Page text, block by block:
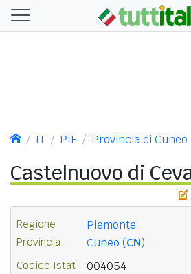
IT PIE Provincia di Cuneo
Castelnuovo di
Regione Piemonte
Provincia Cuneo (CN)
Codice Istat 004054